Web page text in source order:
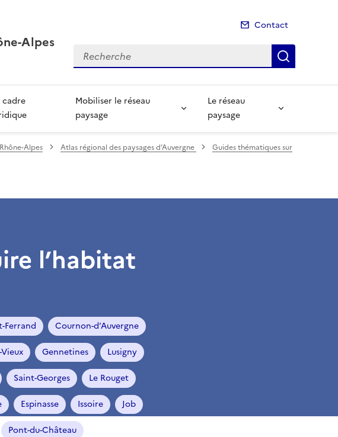
Alpes
Contact
Recherche
cadre
Mobiliser le réseau
paysage
Le réseau
paysage
Alpes Atlas régional des paysages d’Auvergne
Guides thématiques sur
l’habitat
Ferrand Cournon-d’Auvergne
Gennetines Lusigny
Saint-Georges Le Rouget
Espinasse Issoire Job
Pont-du-Château